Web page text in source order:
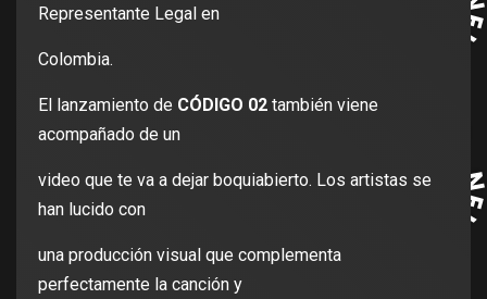
Representante Legal en
Colombia.
El lanzamiento de CÓDIGO 02 también viene
acompañado de un
video que te va a dejar boquiabierto. Los artistas se
han lucido con
una producción visual que complementa
perfectamente la canción y